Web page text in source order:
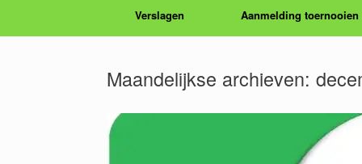
Verslagen Aanmelding toernooien
Maandelijkse archieven: